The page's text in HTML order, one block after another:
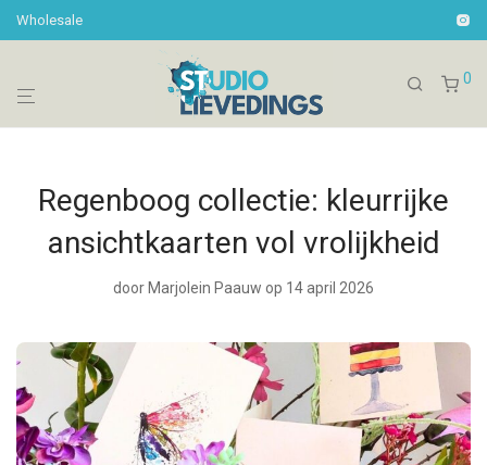
Wholesale
0
Regenboog collectie: kleurrijke
ansichtkaarten vol vrolijkheid
door Marjolein Paauw op 14 april 2026